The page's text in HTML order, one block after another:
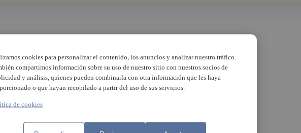
cookies para personalizar el contenido, los anuncios y analizar nuestro tráfico.
compartimos información sobre su uso de nuestro sitio con nuestros socios de
y análisis, quienes pueden combinarla con otra información que les haya
o que hayan recopilado a partir del uso de sus servicios.
de cookies